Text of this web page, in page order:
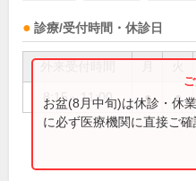
診療/受付時間・休診日
8:15～11:00 ● ●
お盆(8月中旬)は休診・休
に必ず医療機関に直接ご確